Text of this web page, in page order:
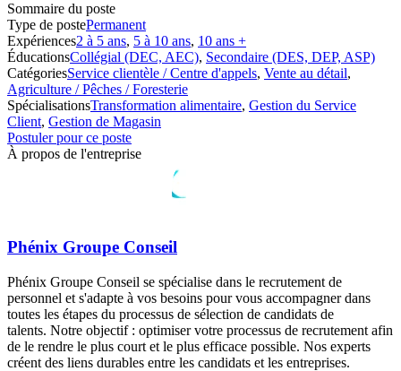
Sommaire du poste
Type de postePermanent
Expériences2 à 5 ans, 5 à 10 ans, 10 ans +
ÉducationsCollégial (DEC, AEC), Secondaire (DES, DEP, ASP)
CatégoriesService clientèle / Centre d'appels, Vente au détail,
Agriculture / Pêches / Foresterie
SpécialisationsTransformation alimentaire, Gestion du Service
Client, Gestion de Magasin
Postuler pour ce poste
À propos de l'entreprise
Phénix Groupe Conseil
Phénix Groupe Conseil se spécialise dans le recrutement de
personnel et s'adapte à vos besoins pour vous accompagner dans
toutes les étapes du processus de sélection de candidats de
talents. Notre objectif : optimiser votre processus de recrutement afin
de le rendre le plus court et le plus efficace possible. Nos experts
créent des liens durables entre les candidats et les entreprises.